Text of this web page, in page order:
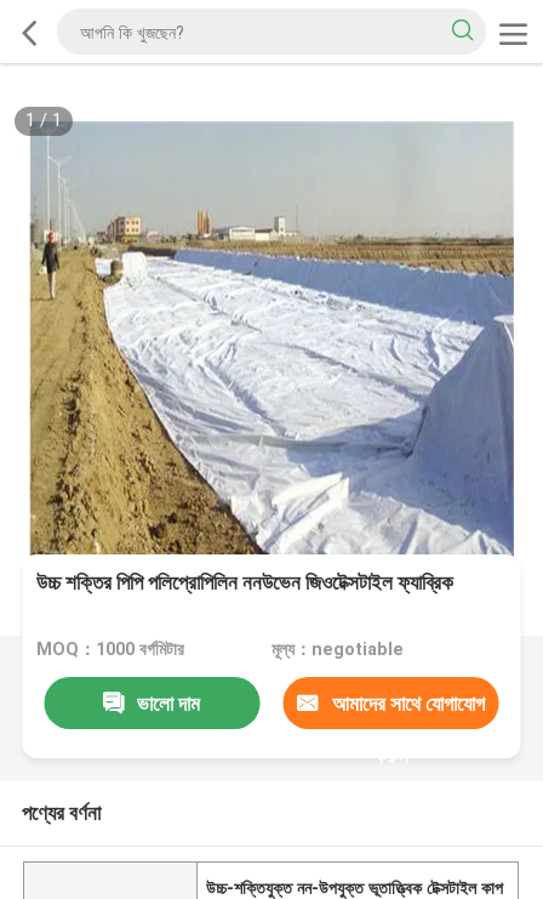
1/1
উচ্চ শক্তির পিপি পলিপ্রোপিলিন ননউভেন জিওটেক্সটাইল ফ্যাব্রিক
MOQ：1000 বর্গমিটার মূল্য：negotiable
ভালো দাম আমাদের সাথে যোগাযোগ
করুন
পণ্যের বর্ণনা
উচ্চ-শক্তিযুক্ত নন-উপযুক্ত ভূতাত্ত্বিক টেক্সটাইল কাপ